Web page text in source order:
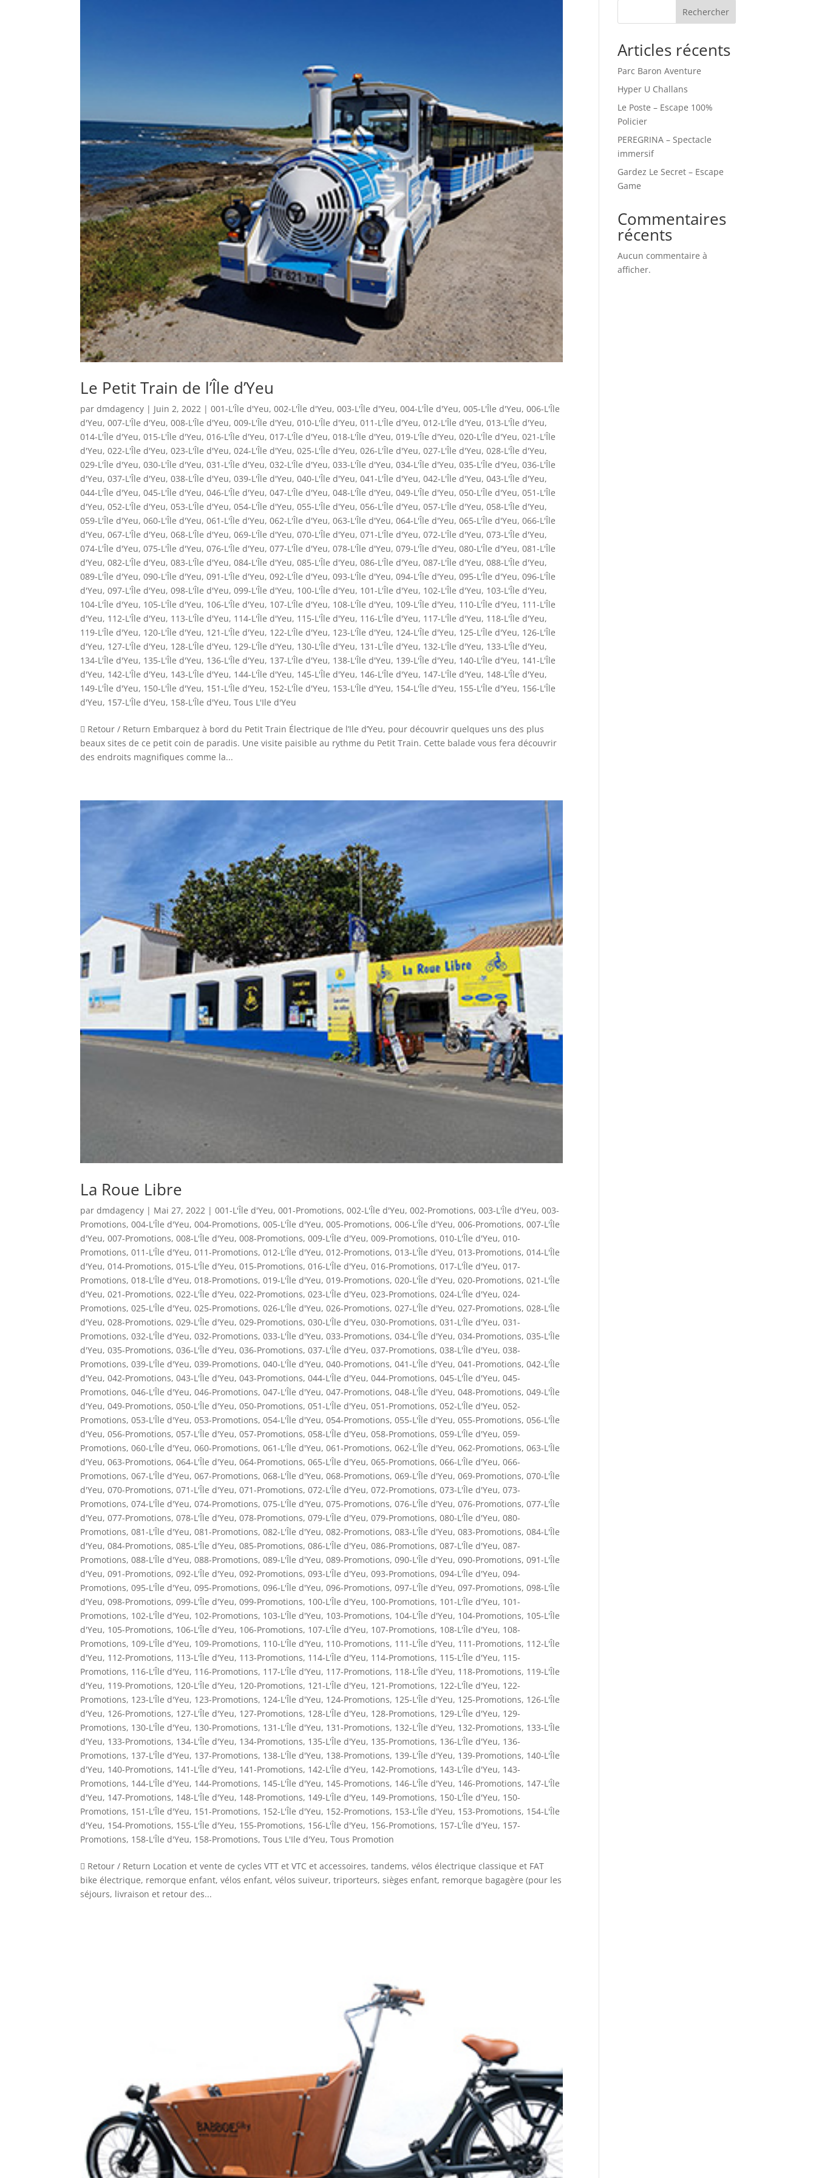
Le Petit Train de l’Île d’Yeu
par dmdagency | Juin 2, 2022 | 001-L'Île d'Yeu, 002-L'Île d'Yeu, 003-L'Île d'Yeu, 004-L'Île d'Yeu, 005-L'Île d'Yeu, 006-L'Île
d'Yeu, 007-L'Île d'Yeu, 008-L'Île d'Yeu, 009-L'Île d'Yeu, 010-L'Île d'Yeu, 011-L'Île d'Yeu, 012-L'Île d'Yeu, 013-L'Île d'Yeu,
014-L'Île d'Yeu, 015-L'Île d'Yeu, 016-L'Île d'Yeu, 017-L'Île d'Yeu, 018-L'Île d'Yeu, 019-L'Île d'Yeu, 020-L'Île d'Yeu, 021-L'Île
d'Yeu, 022-L'Île d'Yeu, 023-L'Île d'Yeu, 024-L'Île d'Yeu, 025-L'Île d'Yeu, 026-L'Île d'Yeu, 027-L'Île d'Yeu, 028-L'Île d'Yeu,
029-L'Île d'Yeu, 030-L'Île d'Yeu, 031-L'Île d'Yeu, 032-L'Île d'Yeu, 033-L'Île d'Yeu, 034-L'Île d'Yeu, 035-L'Île d'Yeu, 036-L'Île
d'Yeu, 037-L'Île d'Yeu, 038-L'Île d'Yeu, 039-L'Île d'Yeu, 040-L'Île d'Yeu, 041-L'Île d'Yeu, 042-L'Île d'Yeu, 043-L'Île d'Yeu,
044-L'Île d'Yeu, 045-L'Île d'Yeu, 046-L'Île d'Yeu, 047-L'Île d'Yeu, 048-L'Île d'Yeu, 049-L'Île d'Yeu, 050-L'Île d'Yeu, 051-L'Île
d'Yeu, 052-L'Île d'Yeu, 053-L'Île d'Yeu, 054-L'Île d'Yeu, 055-L'Île d'Yeu, 056-L'Île d'Yeu, 057-L'Île d'Yeu, 058-L'Île d'Yeu,
059-L'Île d'Yeu, 060-L'Île d'Yeu, 061-L'Île d'Yeu, 062-L'Île d'Yeu, 063-L'Île d'Yeu, 064-L'Île d'Yeu, 065-L'Île d'Yeu, 066-L'Île
d'Yeu, 067-L'Île d'Yeu, 068-L'Île d'Yeu, 069-L'Île d'Yeu, 070-L'Île d'Yeu, 071-L'Île d'Yeu, 072-L'Île d'Yeu, 073-L'Île d'Yeu,
074-L'Île d'Yeu, 075-L'Île d'Yeu, 076-L'Île d'Yeu, 077-L'Île d'Yeu, 078-L'Île d'Yeu, 079-L'Île d'Yeu, 080-L'Île d'Yeu, 081-L'Île
d'Yeu, 082-L'Île d'Yeu, 083-L'Île d'Yeu, 084-L'Île d'Yeu, 085-L'Île d'Yeu, 086-L'Île d'Yeu, 087-L'Île d'Yeu, 088-L'Île d'Yeu,
089-L'Île d'Yeu, 090-L'Île d'Yeu, 091-L'Île d'Yeu, 092-L'Île d'Yeu, 093-L'Île d'Yeu, 094-L'Île d'Yeu, 095-L'Île d'Yeu, 096-L'Île
d'Yeu, 097-L'Île d'Yeu, 098-L'Île d'Yeu, 099-L'Île d'Yeu, 100-L'Île d'Yeu, 101-L'Île d'Yeu, 102-L'Île d'Yeu, 103-L'Île d'Yeu,
104-L'Île d'Yeu, 105-L'Île d'Yeu, 106-L'Île d'Yeu, 107-L'Île d'Yeu, 108-L'Île d'Yeu, 109-L'Île d'Yeu, 110-L'Île d'Yeu, 111-L'Île
d'Yeu, 112-L'Île d'Yeu, 113-L'Île d'Yeu, 114-L'Île d'Yeu, 115-L'Île d'Yeu, 116-L'Île d'Yeu, 117-L'Île d'Yeu, 118-L'Île d'Yeu,
119-L'Île d'Yeu, 120-L'Île d'Yeu, 121-L'Île d'Yeu, 122-L'Île d'Yeu, 123-L'Île d'Yeu, 124-L'Île d'Yeu, 125-L'Île d'Yeu, 126-L'Île
d'Yeu, 127-L'Île d'Yeu, 128-L'Île d'Yeu, 129-L'Île d'Yeu, 130-L'Île d'Yeu, 131-L'Île d'Yeu, 132-L'Île d'Yeu, 133-L'Île d'Yeu,
134-L'Île d'Yeu, 135-L'Île d'Yeu, 136-L'Île d'Yeu, 137-L'Île d'Yeu, 138-L'Île d'Yeu, 139-L'Île d'Yeu, 140-L'Île d'Yeu, 141-L'Île
d'Yeu, 142-L'Île d'Yeu, 143-L'Île d'Yeu, 144-L'Île d'Yeu, 145-L'Île d'Yeu, 146-L'Île d'Yeu, 147-L'Île d'Yeu, 148-L'Île d'Yeu,
149-L'Île d'Yeu, 150-L'Île d'Yeu, 151-L'Île d'Yeu, 152-L'Île d'Yeu, 153-L'Île d'Yeu, 154-L'Île d'Yeu, 155-L'Île d'Yeu, 156-L'Île
d'Yeu, 157-L'Île d'Yeu, 158-L'Île d'Yeu, Tous L'Ile d'Yeu
 Retour / Return Embarquez à bord du Petit Train Électrique de l’Ile d’Yeu, pour découvrir quelques uns des plus
beaux sites de ce petit coin de paradis. Une visite paisible au rythme du Petit Train. Cette balade vous fera découvrir
des endroits magnifiques comme la...
La Roue Libre
par dmdagency | Mai 27, 2022 | 001-L'Île d'Yeu, 001-Promotions, 002-L'Île d'Yeu, 002-Promotions, 003-L'Île d'Yeu, 003-
Promotions, 004-L'Île d'Yeu, 004-Promotions, 005-L'Île d'Yeu, 005-Promotions, 006-L'Île d'Yeu, 006-Promotions, 007-L'Île
d'Yeu, 007-Promotions, 008-L'Île d'Yeu, 008-Promotions, 009-L'Île d'Yeu, 009-Promotions, 010-L'Île d'Yeu, 010-
Promotions, 011-L'Île d'Yeu, 011-Promotions, 012-L'Île d'Yeu, 012-Promotions, 013-L'Île d'Yeu, 013-Promotions, 014-L'Île
d'Yeu, 014-Promotions, 015-L'Île d'Yeu, 015-Promotions, 016-L'Île d'Yeu, 016-Promotions, 017-L'Île d'Yeu, 017-
Promotions, 018-L'Île d'Yeu, 018-Promotions, 019-L'Île d'Yeu, 019-Promotions, 020-L'Île d'Yeu, 020-Promotions, 021-L'Île
d'Yeu, 021-Promotions, 022-L'Île d'Yeu, 022-Promotions, 023-L'Île d'Yeu, 023-Promotions, 024-L'Île d'Yeu, 024-
Promotions, 025-L'Île d'Yeu, 025-Promotions, 026-L'Île d'Yeu, 026-Promotions, 027-L'Île d'Yeu, 027-Promotions, 028-L'Île
d'Yeu, 028-Promotions, 029-L'Île d'Yeu, 029-Promotions, 030-L'Île d'Yeu, 030-Promotions, 031-L'Île d'Yeu, 031-
Promotions, 032-L'Île d'Yeu, 032-Promotions, 033-L'Île d'Yeu, 033-Promotions, 034-L'Île d'Yeu, 034-Promotions, 035-L'Île
d'Yeu, 035-Promotions, 036-L'Île d'Yeu, 036-Promotions, 037-L'Île d'Yeu, 037-Promotions, 038-L'Île d'Yeu, 038-
Promotions, 039-L'Île d'Yeu, 039-Promotions, 040-L'Île d'Yeu, 040-Promotions, 041-L'Île d'Yeu, 041-Promotions, 042-L'Île
d'Yeu, 042-Promotions, 043-L'Île d'Yeu, 043-Promotions, 044-L'Île d'Yeu, 044-Promotions, 045-L'Île d'Yeu, 045-
Promotions, 046-L'Île d'Yeu, 046-Promotions, 047-L'Île d'Yeu, 047-Promotions, 048-L'Île d'Yeu, 048-Promotions, 049-L'Île
d'Yeu, 049-Promotions, 050-L'Île d'Yeu, 050-Promotions, 051-L'Île d'Yeu, 051-Promotions, 052-L'Île d'Yeu, 052-
Promotions, 053-L'Île d'Yeu, 053-Promotions, 054-L'Île d'Yeu, 054-Promotions, 055-L'Île d'Yeu, 055-Promotions, 056-L'Île
d'Yeu, 056-Promotions, 057-L'Île d'Yeu, 057-Promotions, 058-L'Île d'Yeu, 058-Promotions, 059-L'Île d'Yeu, 059-
Promotions, 060-L'Île d'Yeu, 060-Promotions, 061-L'Île d'Yeu, 061-Promotions, 062-L'Île d'Yeu, 062-Promotions, 063-L'Île
d'Yeu, 063-Promotions, 064-L'Île d'Yeu, 064-Promotions, 065-L'Île d'Yeu, 065-Promotions, 066-L'Île d'Yeu, 066-
Promotions, 067-L'Île d'Yeu, 067-Promotions, 068-L'Île d'Yeu, 068-Promotions, 069-L'Île d'Yeu, 069-Promotions, 070-L'Île
d'Yeu, 070-Promotions, 071-L'Île d'Yeu, 071-Promotions, 072-L'Île d'Yeu, 072-Promotions, 073-L'Île d'Yeu, 073-
Promotions, 074-L'Île d'Yeu, 074-Promotions, 075-L'Île d'Yeu, 075-Promotions, 076-L'Île d'Yeu, 076-Promotions, 077-L'Île
d'Yeu, 077-Promotions, 078-L'Île d'Yeu, 078-Promotions, 079-L'Île d'Yeu, 079-Promotions, 080-L'Île d'Yeu, 080-
Promotions, 081-L'Île d'Yeu, 081-Promotions, 082-L'Île d'Yeu, 082-Promotions, 083-L'Île d'Yeu, 083-Promotions, 084-L'Île
d'Yeu, 084-Promotions, 085-L'Île d'Yeu, 085-Promotions, 086-L'Île d'Yeu, 086-Promotions, 087-L'Île d'Yeu, 087-
Promotions, 088-L'Île d'Yeu, 088-Promotions, 089-L'Île d'Yeu, 089-Promotions, 090-L'Île d'Yeu, 090-Promotions, 091-L'Île
d'Yeu, 091-Promotions, 092-L'Île d'Yeu, 092-Promotions, 093-L'Île d'Yeu, 093-Promotions, 094-L'Île d'Yeu, 094-
Promotions, 095-L'Île d'Yeu, 095-Promotions, 096-L'Île d'Yeu, 096-Promotions, 097-L'Île d'Yeu, 097-Promotions, 098-L'Île
d'Yeu, 098-Promotions, 099-L'Île d'Yeu, 099-Promotions, 100-L'Île d'Yeu, 100-Promotions, 101-L'Île d'Yeu, 101-
Promotions, 102-L'Île d'Yeu, 102-Promotions, 103-L'Île d'Yeu, 103-Promotions, 104-L'Île d'Yeu, 104-Promotions, 105-L'Île
d'Yeu, 105-Promotions, 106-L'Île d'Yeu, 106-Promotions, 107-L'Île d'Yeu, 107-Promotions, 108-L'Île d'Yeu, 108-
Promotions, 109-L'Île d'Yeu, 109-Promotions, 110-L'Île d'Yeu, 110-Promotions, 111-L'Île d'Yeu, 111-Promotions, 112-L'Île
d'Yeu, 112-Promotions, 113-L'Île d'Yeu, 113-Promotions, 114-L'Île d'Yeu, 114-Promotions, 115-L'Île d'Yeu, 115-
Promotions, 116-L'Île d'Yeu, 116-Promotions, 117-L'Île d'Yeu, 117-Promotions, 118-L'Île d'Yeu, 118-Promotions, 119-L'Île
d'Yeu, 119-Promotions, 120-L'Île d'Yeu, 120-Promotions, 121-L'Île d'Yeu, 121-Promotions, 122-L'Île d'Yeu, 122-
Promotions, 123-L'Île d'Yeu, 123-Promotions, 124-L'Île d'Yeu, 124-Promotions, 125-L'Île d'Yeu, 125-Promotions, 126-L'Île
d'Yeu, 126-Promotions, 127-L'Île d'Yeu, 127-Promotions, 128-L'Île d'Yeu, 128-Promotions, 129-L'Île d'Yeu, 129-
Promotions, 130-L'Île d'Yeu, 130-Promotions, 131-L'Île d'Yeu, 131-Promotions, 132-L'Île d'Yeu, 132-Promotions, 133-L'Île
d'Yeu, 133-Promotions, 134-L'Île d'Yeu, 134-Promotions, 135-L'Île d'Yeu, 135-Promotions, 136-L'Île d'Yeu, 136-
Promotions, 137-L'Île d'Yeu, 137-Promotions, 138-L'Île d'Yeu, 138-Promotions, 139-L'Île d'Yeu, 139-Promotions, 140-L'Île
d'Yeu, 140-Promotions, 141-L'Île d'Yeu, 141-Promotions, 142-L'Île d'Yeu, 142-Promotions, 143-L'Île d'Yeu, 143-
Promotions, 144-L'Île d'Yeu, 144-Promotions, 145-L'Île d'Yeu, 145-Promotions, 146-L'Île d'Yeu, 146-Promotions, 147-L'Île
d'Yeu, 147-Promotions, 148-L'Île d'Yeu, 148-Promotions, 149-L'Île d'Yeu, 149-Promotions, 150-L'Île d'Yeu, 150-
Promotions, 151-L'Île d'Yeu, 151-Promotions, 152-L'Île d'Yeu, 152-Promotions, 153-L'Île d'Yeu, 153-Promotions, 154-L'Île
d'Yeu, 154-Promotions, 155-L'Île d'Yeu, 155-Promotions, 156-L'Île d'Yeu, 156-Promotions, 157-L'Île d'Yeu, 157-
Promotions, 158-L'Île d'Yeu, 158-Promotions, Tous L'Ile d'Yeu, Tous Promotion
 Retour / Return Location et vente de cycles VTT et VTC et accessoires, tandems, vélos électrique classique et FAT
bike électrique, remorque enfant, vélos enfant, vélos suiveur, triporteurs, sièges enfant, remorque bagagère (pour les
séjours, livraison et retour des...
Rechercher
Articles récents
Parc Baron Aventure
Hyper U Challans
Le Poste – Escape 100%
Policier
PEREGRINA – Spectacle
immersif
Gardez Le Secret – Escape
Game
Commentaires
récents
Aucun commentaire à
afficher.